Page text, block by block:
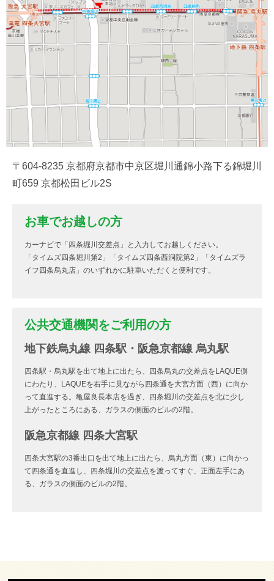
〒604-8235 京都府京都市中京区堀川通錦小路下る錦堀川
町659 京都松田ビル2S
お車でお越しの方
カーナビで「四条堀川交差点」と入力してお越しください。
「タイムズ四条堀川第2」「タイムズ四条西洞院第2」「タイムズラ
イフ四条烏丸店」のいずれかに駐車いただくと便利です。
公共交通機関をご利用の方
地下鉄烏丸線 四条駅・阪急京都線 烏丸駅
四条駅・烏丸駅を出て地上に出たら、四条烏丸の交差点をLAQUE側
にわたり、LAQUEを右手に見ながら四条通を大宮方面（西）に向か
って直進する。亀屋良長本店を過ぎ、四条堀川の交差点を北に少し
上がったところにある、ガラスの側面のビルの2階。
阪急京都線 四条大宮駅
四条大宮駅の3番出口を出て地上に出たら、烏丸方面（東）に向かっ
て四条通を直進し、四条堀川の交差点を渡ってすぐ、正面左手にあ
る、ガラスの側面のビルの2階。